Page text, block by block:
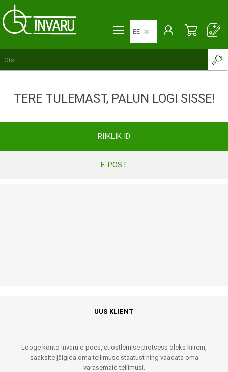
TERE TULEMAST, PALUN LOGI SISSE!
RIIKLIK ID
E-POST
UUS KLIENT
Looge konto Invaru e-poes, et ostlemise protsess oleks kiirem,
saaksite jälgida oma tellimuse staatust ning vaadata oma
varasemaid tellimusi.